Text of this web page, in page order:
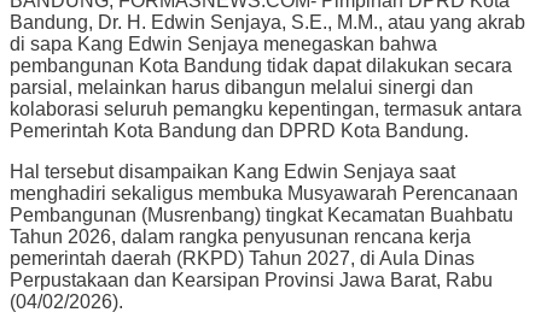
Bandung, Dr. H. Edwin Senjaya, S.E., M.M., atau yang akrab
di sapa Kang Edwin Senjaya menegaskan bahwa
pembangunan Kota Bandung tidak dapat dilakukan secara
parsial, melainkan harus dibangun melalui sinergi dan
kolaborasi seluruh pemangku kepentingan, termasuk antara
Pemerintah Kota Bandung dan DPRD Kota Bandung.
Hal tersebut disampaikan Kang Edwin Senjaya saat
menghadiri sekaligus membuka Musyawarah Perencanaan
Pembangunan (Musrenbang) tingkat Kecamatan Buahbatu
Tahun 2026, dalam rangka penyusunan rencana kerja
pemerintah daerah (RKPD) Tahun 2027, di Aula Dinas
Perpustakaan dan Kearsipan Provinsi Jawa Barat, Rabu
(04/02/2026).